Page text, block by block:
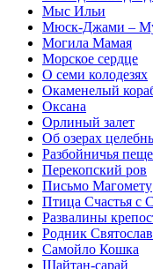
Мыс Ильи
Мюск-Джами –
Могила Мамая
Морское сердце
О семи колодезях
Окаменелый
Оксана
Орлиный залет
Об озерах
Разбойничья
Перекопский ров
Письмо Магомету
Птица Счастья с
Развалины
Родник
Самойло Кошка
Шайтан-сарай